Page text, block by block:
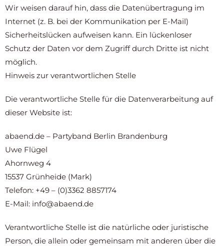
Wir weisen darauf hin, dass die Datenübertragung im
Internet (z. B. bei der Kommunikation per E-Mail)
Sicherheitslücken aufweisen kann. Ein lückenloser
Schutz der Daten vor dem Zugriff durch Dritte ist nicht
möglich.
Hinweis zur verantwortlichen Stelle
Die verantwortliche Stelle für die Datenverarbeitung auf
dieser Website ist:
abaend.de – Partyband Berlin Brandenburg
Uwe Flügel
Ahornweg 4
15537 Grünheide (Mark)
Telefon: +49 – (0)3362 8857174
E-Mail: info@abaend.de
Verantwortliche Stelle ist die natürliche oder juristische
Person, die allein oder gemeinsam mit anderen über die